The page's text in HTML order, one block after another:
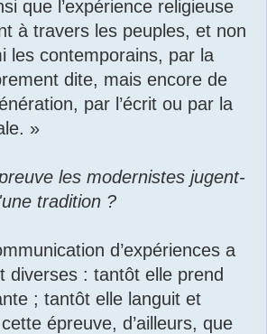
que l’expérience religieuse
à travers les peuples, et non
les contemporains, par la
dite, mais encore de
par l’écrit ou par la
»
les modernistes jugent-
tradition ?
d’expériences a
diverses : tantôt elle prend
; tantôt elle languit et
cette épreuve, d’ailleurs, que